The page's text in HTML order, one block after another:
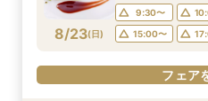
フェア
フェア
フェア
フェア
フェア
フェア
8/23(日)
9:30〜
15:00〜
フェア